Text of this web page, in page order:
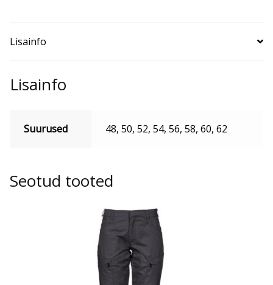
Lisainfo
Lisainfo
Suurused 48, 50, 52, 54, 56, 58, 60, 62
Seotud tooted